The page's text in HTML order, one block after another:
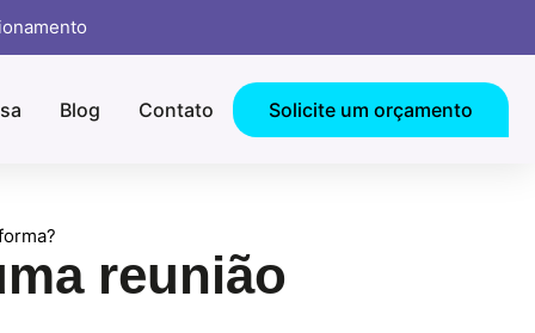
Blog Contato Solicite um orçamento
reunião